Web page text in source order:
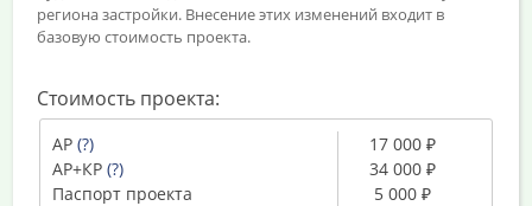
региона застройки. Внесение этих изменений входит в
базовую стоимость проекта.
Стоимость проекта:
АР (?)
АР+КР (?)
Паспорт проекта
17 000 ₽
34 000 ₽
5 000 ₽